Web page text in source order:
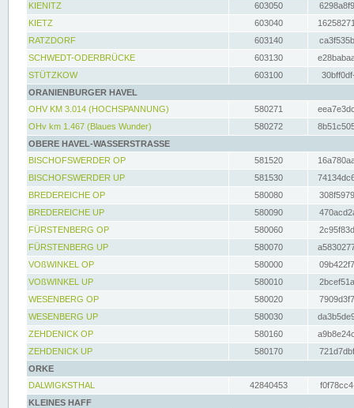
KIENITZ
603050
KIETZ
603040
RATZDORF
603140
SCHWEDT-ODERBRÜCKE
603130
STÜTZKOW
603100
ORANIENBURGER HAVEL
OHV KM 3.014 (HOCHSPANNUNG)
580271
OHv km 1.467 (Blaues Wunder)
580272
OBERE HAVEL-WASSERSTRASSE
BISCHOFSWERDER OP
581520
BISCHOFSWERDER UP
581530
BREDEREICHE OP
580080
BREDEREICHE UP
580090
FÜRSTENBERG OP
580060
FÜRSTENBERG UP
580070
VOßWINKEL OP
580000
VOßWINKEL UP
580010
WESENBERG OP
580020
WESENBERG UP
580030
ZEHDENICK OP
580160
ZEHDENICK UP
580170
ORKE
DALWIGKSTHAL
42840453
KLEINES HAFF